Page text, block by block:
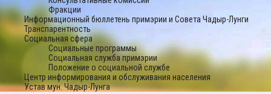
Фракции
Информационный бюллетень примэрии и Совета Чадыр-Лунги
Транспарентность
Социальная сфера
Социальные программы
Социальная служба примэрии
Положение о социальной службе
Центр информирования и обслуживания населения
Устав мун. Чадыр-Лунга